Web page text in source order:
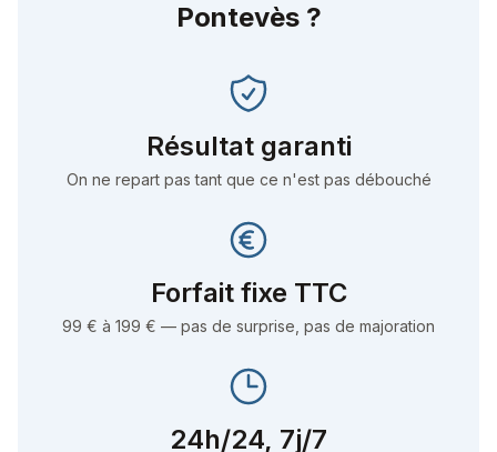
Pontevès?
Résultat garanti
On ne repart pas tant que ce n'est pas débouché
Forfait fixe TTC
99 € à 199 € — pas de surprise, pas de majoration
24h/24, 7j/7